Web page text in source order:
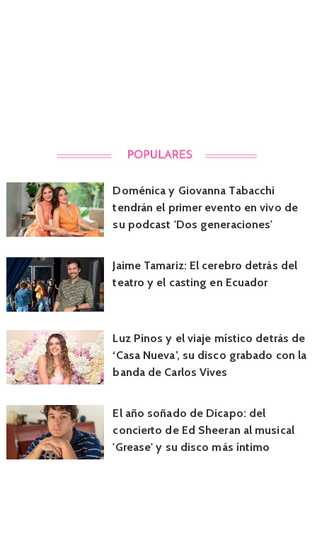
Doménica y Giovanna Tabacchi
tendrán el primer evento en vivo de
su podcast 'Dos generaciones'
Jaime Tamariz: El cerebro detrás del
teatro y el casting en Ecuador
Luz Pinos y el viaje místico detrás de
‘Casa Nueva’, su disco grabado con la
banda de Carlos Vives
El año soñado de Dicapo: del
concierto de Ed Sheeran al musical
'Grease' y su disco más íntimo